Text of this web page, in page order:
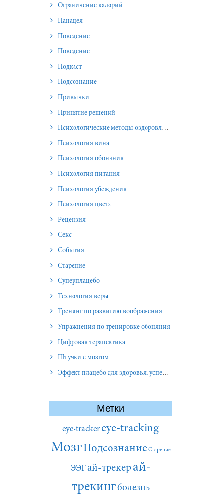
Ограничение калорий
Панацея
Поведение
Поведение
Подкаст
Подсознание
Привычки
Принятие решений
Психологические методы оздоровления и омоложения
Психология вина
Психология обоняния
Психология питания
Психология убеждения
Психология цвета
Рецензия
Секс
События
Старение
Суперплацебо
Технология веры
Тренинг по развитию воображения
Упражнения по тренировке обоняния
Цифровая терапевтика
Штучки с мозгом
Эффект плацебо для здоровья, успеха и отношений
Метки
eye-tracker eye-tracking
МозгПодсознание Старение
ЭЭГай-трекерай-
трекингболезнь